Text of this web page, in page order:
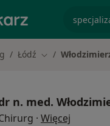
Łódź Zmień miasto
n. med.
· Więcej